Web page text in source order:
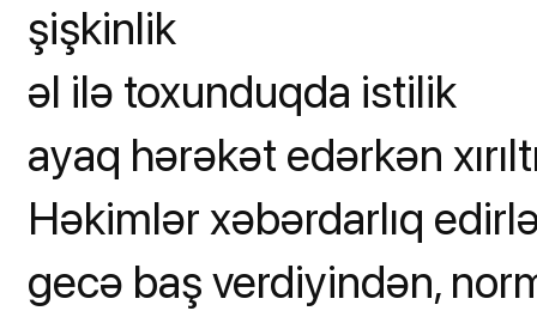
şişkinlik
əl ilə toxunduqda istilik
ayaq hərəkət edərkən
Həkimlər xəbərdarlıq
gecə baş verdiyindən,